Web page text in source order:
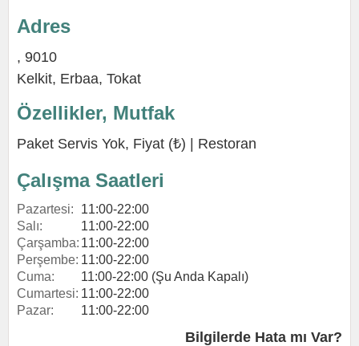
Adres
, 9010
Kelkit, Erbaa, Tokat
Özellikler, Mutfak
Paket Servis Yok, Fiyat (₺) | Restoran
Çalışma Saatleri
Pazartesi:
11:00-22:00
Salı:
11:00-22:00
Çarşamba: 11:00-22:00
Perşembe: 11:00-22:00
Cuma:
11:00-22:00 (Şu Anda Kapalı)
Cumartesi: 11:00-22:00
Pazar:
11:00-22:00
Bilgilerde Hata mı Var?